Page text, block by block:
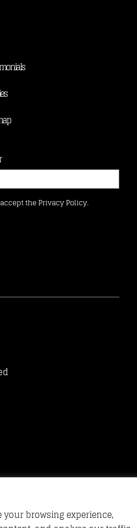
browsing experience,
the Privacy Policy.